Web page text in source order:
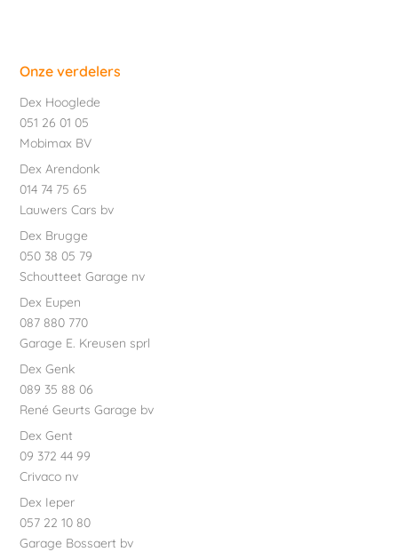
Onze verdelers
Dex Hooglede
051 26 01 05
Mobimax BV
Dex Arendonk
014 74 75 65
Lauwers Cars bv
Dex Brugge
050 38 05 79
Schoutteet Garage nv
Dex Eupen
087 880 770
Garage E. Kreusen sprl
Dex Genk
089 35 88 06
René Geurts Garage bv
Dex Gent
09 372 44 99
Crivaco nv
Dex Ieper
057 22 10 80
Garage Bossaert bv